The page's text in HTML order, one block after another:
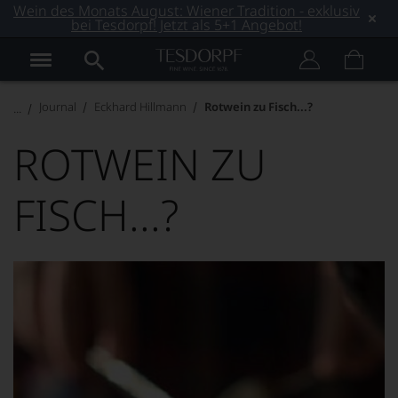
Wein des Monats August: Wiener Tradition - exklusiv
bei Tesdorpf! Jetzt als 5+1 Angebot!
Journal Eckhard Hillmann Rotwein zu Fisch...?
ROTWEIN ZU
FISCH...?